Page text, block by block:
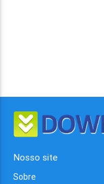
Nosso site
Sobre